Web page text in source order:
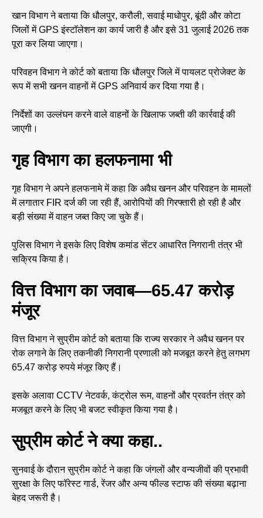
खान विभाग ने बताया कि धौलपुर, करौली, सवाई माधोपुर, बूंदी और कोटा
जिलों में GPS इंस्टॉलेशन का कार्य जारी है और इसे 31 जुलाई 2026 तक
पूरा कर लिया जाएगा।
परिवहन विभाग ने कोर्ट को बताया कि धौलपुर जिले में पायलट प्रोजेक्ट के
रूप में सभी खनन वाहनों में GPS अनिवार्य कर दिया गया है।
निर्देशों का उल्लंघन करने वाले वाहनों के खिलाफ जब्ती की कार्रवाई की
जाएगी।
गृह विभाग का हलफनामा भी
गृह विभाग ने अपने हलफनामे में कहा कि अवैध खनन और परिवहन के मामलों
में लगातार FIR दर्ज की जा रही हैं, आरोपियों की गिरफ्तारी हो रही है और
बड़ी संख्या में वाहन जब्त किए जा चुके हैं।
पुलिस विभाग ने इसके लिए विशेष कमांड सेंटर आधारित निगरानी तंत्र भी
सक्रिय किया है।
वित्त विभाग का जवाब—65.47 करोड़
मंजूर
वित्त विभाग ने सुप्रीम कोर्ट को बताया कि राज्य सरकार ने अवैध खनन पर
रोक लगाने के लिए तकनीकी निगरानी प्रणाली को मजबूत करने हेतु लगभग
65.47 करोड़ रुपये मंजूर किए हैं।
इसके अलावा CCTV नेटवर्क, कंट्रोल रूम, वाहनों और प्रवर्तन तंत्र को
मजबूत करने के लिए भी बजट स्वीकृत किया गया है।
सुप्रीम कोर्ट ने क्या कहा..
सुनवाई के दौरान सुप्रीम कोर्ट ने कहा कि जंगलों और वन्यजीवों की प्रभावी
सुरक्षा के लिए फॉरेस्ट गार्ड, रेंजर और अन्य फील्ड स्टाफ की संख्या बढ़ाना
बेहद जरूरी है।